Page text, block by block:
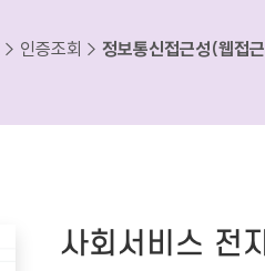
인증조회 > 정보통신접근성(웹접
사회서비스 전